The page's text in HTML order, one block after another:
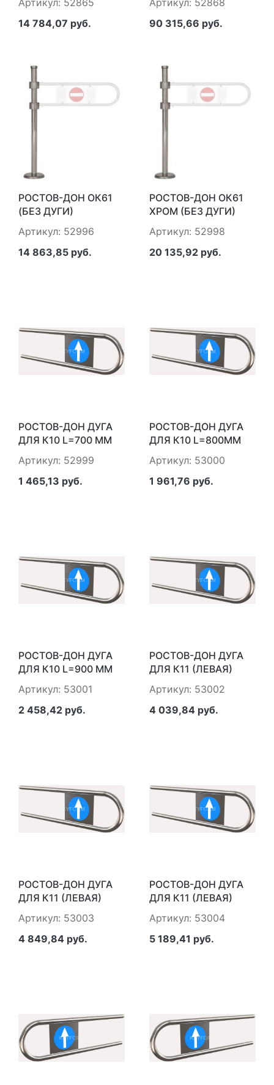
Артикул: 52865
14 784,07 руб.
Артикул: 52868
90 315,66 руб.
РОСТОВ-ДОН ОК61
(БЕЗ ДУГИ)
Артикул: 52996
14 863,85 руб.
РОСТОВ-ДОН ОК61
ХРОМ (БЕЗ ДУГИ)
Артикул: 52998
20 135,92 руб.
РОСТОВ-ДОН ДУГА
ДЛЯ К10 L=700 ММ
Артикул: 52999
1 465,13 руб.
РОСТОВ-ДОН ДУГА
ДЛЯ К10 L=800ММ
Артикул: 53000
1 961,76 руб.
РОСТОВ-ДОН ДУГА
ДЛЯ К10 L=900 ММ
Артикул: 53001
2 458,42 руб.
РОСТОВ-ДОН ДУГА
ДЛЯ К11 (ЛЕВАЯ)
L=700 ММ
Артикул: 53002
4 039,84 руб.
РОСТОВ-ДОН ДУГА
ДЛЯ К11 (ЛЕВАЯ)
L=800ММ
Артикул: 53003
4 849,84 руб.
РОСТОВ-ДОН ДУГА
ДЛЯ К11 (ЛЕВАЯ)
L=900 ММ
Артикул: 53004
5 189,41 руб.